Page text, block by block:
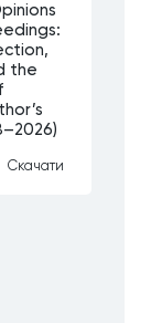
the
Скачати